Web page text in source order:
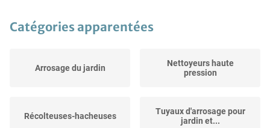
Catégories apparentées
Arrosage du jardin
Nettoyeurs haute
pression
Récolteuses-hacheuses
Tuyaux d'arrosage pour
jardin et...